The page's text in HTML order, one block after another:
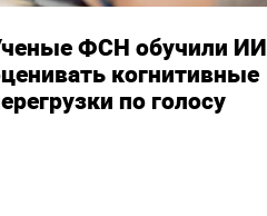
ФСН обучили ИИ
когнитивные
по голосу